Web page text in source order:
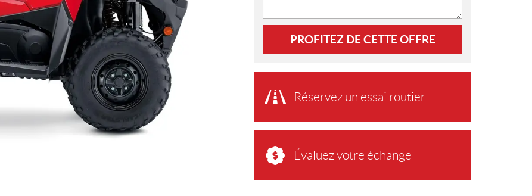
PROFITEZ DE CETTE OFFRE
Réservez un essai routier
Évaluez votre échange